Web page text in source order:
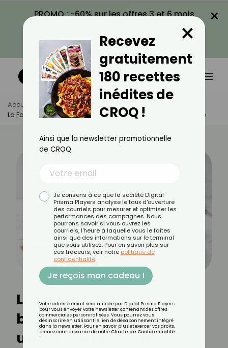
PROMO : -60% sur les offres 3 et 6 mois
VOIR LA PROMO
×
Accueil Actus
Alimentation
La Farine De Coco : Bienfaits, Calories Et Utilisation En Cuisine
La farine de coco :
bienfaits, calories et
utilisation en cuisine
Recevez
gratuitement
180 recettes
inédites de
CROQ !
×
Ainsi que la newsletter promotionnelle
de CROQ.
Je consens à ce que la société Digital
Prisma Players analyse le taux d'ouverture
des courriels pour mesurer et optimiser les
performances des campagnes. Nous
pourrons savoir si vous ouvrez les
courriels, l'heure à laquelle vous le faites
ainsi que des informations sur le terminal
que vous utilisez. Pour en savoir plus sur
ces traceurs, voir notre politique de
confidentialité.
Je reçois mon cadeau !
Votre adresse email sera utilisée par Digital Prisma Players
pour vous envoyer votre newsletter contenant des offres
commerciales personnalisées. Vous pourrez vous
désinscrire en utilisant le lien de désabonnement intégré
dans la newsletter. Pour en savoir plus et exercer vos droits,
prenez connaissance de notre Charte de Confidentialité.